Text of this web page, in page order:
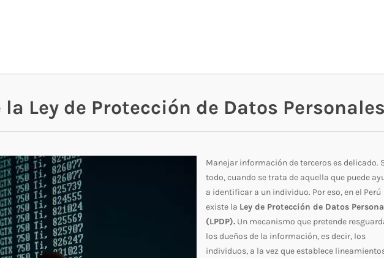
la Ley de Protección de Datos
Manejar información de terceros es delicado.
todo, cuando se trata de aquella que puede
a identificar a un individuo. Por eso, en el Perú
existe la Ley de Protección de Datos
(LPDP). Un mecanismo que pretende
los dueños de la información, es decir, los
individuos, a la vez que establece